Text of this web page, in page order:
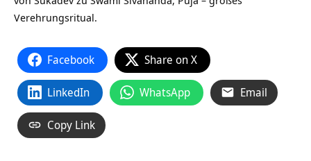
Verehrungsritual.
Facebook Share on X
LinkedIn WhatsApp Email
Copy Link